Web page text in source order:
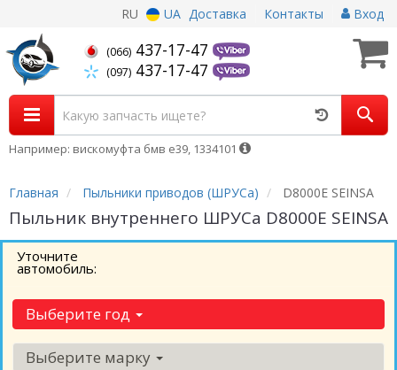
RU UA Доставка Контакты Вход
(066) 437-17-47
(097) 437-17-47
Например: вискомуфта бмв е39, 1334101
Главная Пыльники приводов (ШРУСа) D8000E SEINSA
Пыльник внутреннего ШРУСа D8000E SEINSA
Уточните
автомобиль:
Выберите год
Выберите марку